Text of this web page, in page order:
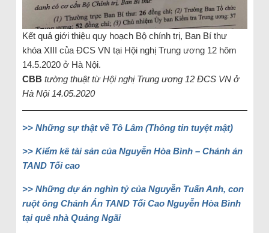
Kết quả giới thiệu quy hoạch Bộ chính trị, Ban Bí thư
khóa XIII của ĐCS VN tại Hội nghị Trung ương 12 hôm
14.5.2020 ở Hà Nội.
CBB tường thuật từ Hội nghị Trung ương 12 ĐCS VN ở
Hà Nội 14.05.2020
>> Những sự thật về Tô Lâm (Thông tin tuyệt mật)
>> Kiểm kê tài sản của Nguyễn Hòa Bình – Chánh án
TAND Tối cao
>> Những dự án nghìn tỷ của Nguyễn Tuấn Anh, con
ruột ông Chánh Án TAND Tối Cao Nguyễn Hòa Bình
tại quê nhà Quảng Ngãi